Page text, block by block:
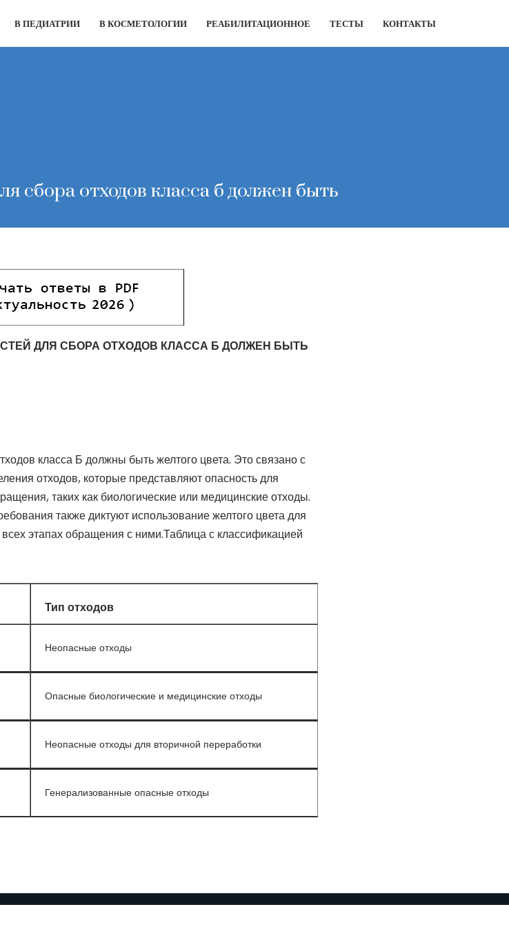
В ПЕДИАТРИИ В КОСМЕТОЛОГИИ РЕАБИЛИТАЦИОННОЕ ТЕСТЫ КОНТАКТЫ
сбора отходов класса б должен быть
ДЛЯ СБОРА ОТХОДОВ КЛАССА Б ДОЛЖЕН БЫТЬ
класса Б должны быть желтого цвета. Это связано с
отходов, которые представляют опасность для
таких как биологические или медицинские отходы.
также диктуют использование желтого цвета для
этапах обращения с ними.Таблица с классификацией
Тип отходов
Неопасные отходы
Опасные биологические и медицинские отходы
Неопасные отходы для вторичной переработки
Генерализованные опасные отходы